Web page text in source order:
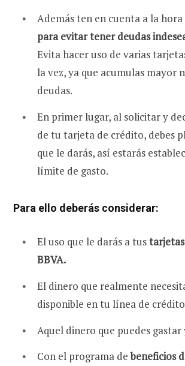
Además ten en cuenta a la hora
para evitar tener deudas
Evita hacer uso de varias
la vez, ya que acumulas mayor
deudas.
En primer lugar, al solicitar y
de tu tarjeta de crédito, debes
que le darás, así estarás
límite de gasto.
Para ello deberás considerar:
El uso que le darás a tus
BBVA.
El dinero que realmente
disponible en tu línea de
Aquel dinero que puedes
Con el programa debeneficios